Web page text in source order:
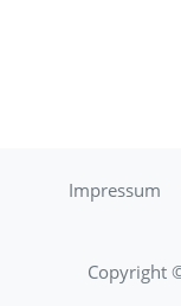
Impressum
Copyright